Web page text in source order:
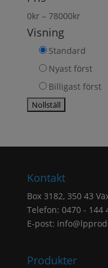
0kr– 78000kr
Visning
Standard
Nyast först
Billigast först
Kontakt
Box 3182, 350 43
Telefon: 0470 - 144
E-post:
Produkter